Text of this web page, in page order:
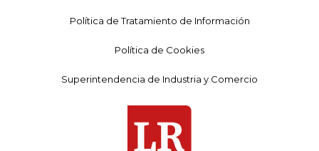
Política de Tratamiento de Información
Política de Cookies
Superintendencia de Industria y Comercio